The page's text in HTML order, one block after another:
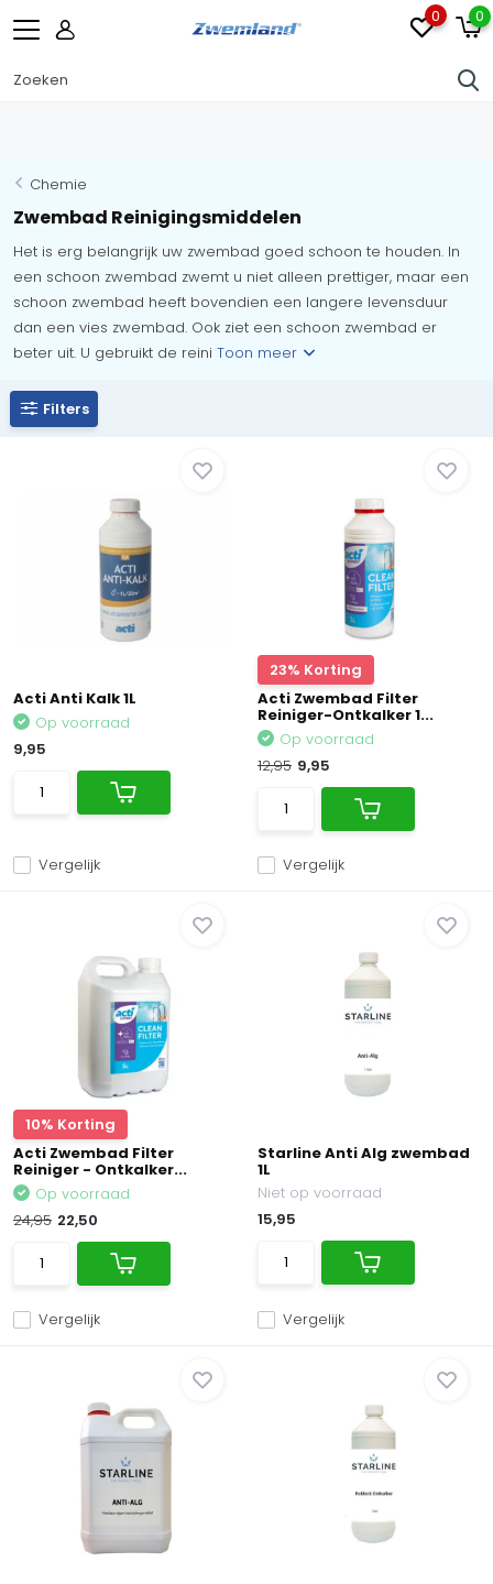
0 0
Chemie
Zwembad Reinigingsmiddelen
Het is erg belangrijk uw zwembad goed schoon te houden. In
een schoon zwembad zwemt u niet alleen prettiger, maar een
schoon zwembad heeft bovendien een langere levensduur
dan een vies zwembad. Ook ziet een schoon zwembad er
beter uit. U gebruikt de reini Toon meer
Filters
Acti Anti Kalk 1L
Vergelijk
Op voorraad
9,95
23% Korting
Acti Zwembad Filter
Reiniger-Ontkalker 1...
Vergelijk
Op voorraad
12,95 9,95
10% Korting
Acti Zwembad Filter
Reiniger - Ontkalker...
Vergelijk
Op voorraad
24,95 22,50
Starline Anti Alg zwembad
1L
Vergelijk
Niet op voorraad
15,95